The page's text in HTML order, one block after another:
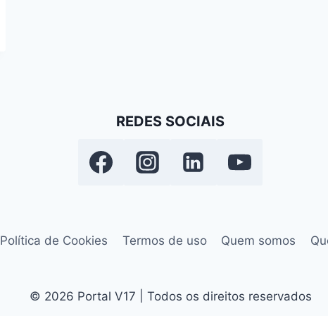
REDES SOCIAIS
Política de Cookies Termos de uso Quem somos
© 2026 Portal V17 | Todos os direitos reservados